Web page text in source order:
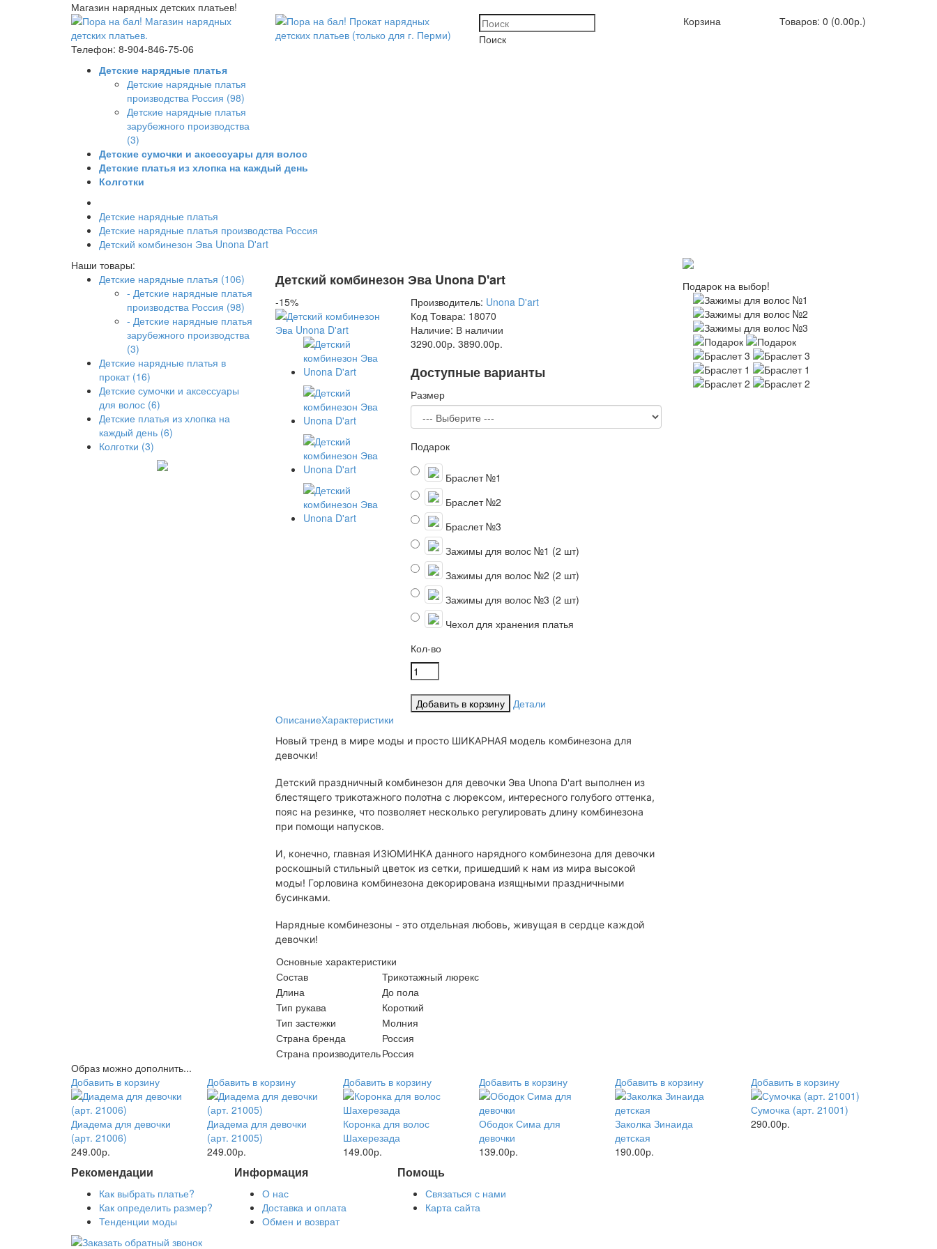
Магазин нарядных детских платьев!
Телефон: 8-904-846-75-06
Поиск
Корзина Товаров: 0 (0.00р.)
Детские нарядные платья
Детские нарядные платья
производства Россия (98)
Детские нарядные платья
зарубежного производства
(3)
Детские сумочки и аксессуары для волос
Детские платья из хлопка на каждый день
Колготки
Детские нарядные платья
Детские нарядные платья производства Россия
Детский комбинезон Эва Unona D'art
Наши товары:
Детские нарядные платья (106)
- Детские нарядные платья
производства Россия (98)
- Детские нарядные платья
зарубежного производства
(3)
Детские нарядные платья в
прокат (16)
Детские сумочки и аксессуары
для волос (6)
Детские платья из хлопка на
каждый день (6)
Колготки (3)
Детский комбинезон Эва Unona D'art
-15% Производитель: Unona D'art
Код Товара: 18070
Наличие: В наличии
3290.00р. 3890.00р.
Доступные варианты
Размер
Подарок
Браслет №1
Браслет №2
Браслет №3
Зажимы для волос №1 (2 шт)
Зажимы для волос №2 (2 шт)
Зажимы для волос №3 (2 шт)
Чехол для хранения платья
Кол-во
Детали
ОписаниеХарактеристики
Новый тренд в мире моды и просто ШИКАРНАЯ модель комбинезона для
девочки!
Детский праздничный комбинезон для девочки Эва Unona D'art выполнен из
блестящего трикотажного полотна с люрексом, интересного голубого оттенка,
пояс на резинке, что позволяет несколько регулировать длину комбинезона
при помощи напусков.
И, конечно, главная ИЗЮМИНКА данного нарядного комбинезона для девочки
роскошный стильный цветок из сетки, пришедший к нам из мира высокой
моды! Горловина комбинезона декорирована изящными праздничными
бусинками.
Нарядные комбинезоны - это отдельная любовь, живущая в сердце каждой
девочки!
Основные характеристики
Состав
Трикотажный люрекс
Длина
До пола
Тип рукава
Короткий
Тип застежки
Молния
Страна бренда
Россия
Страна производительРоссия
Подарок на выбор!
Образ можно дополнить...
Добавить в корзину
Диадема для девочки
(арт. 21006)
249.00р.
Добавить в корзину
Диадема для девочки
(арт. 21005)
249.00р.
Добавить в корзину
Коронка для волос
Шахерезада
149.00р.
Добавить в корзину
Ободок Сима для
девочки
139.00р.
Добавить в корзину
Заколка Зинаида
детская
190.00р.
Добавить в корзину
Сумочка (арт. 21001)
290.00р.
Рекомендации
Как выбрать платье?
Как определить размер?
Тенденции моды
Информация
О нас
Доставка и оплата
Обмен и возврат
Помощь
Связаться с нами
Карта сайта